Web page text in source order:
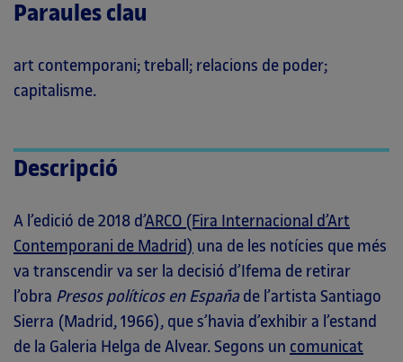
Paraules clau
art contemporani; treball; relacions de poder;
capitalisme.
Descripció
A l’edició de 2018 d’ARCO (Fira Internacional d’Art
Contemporani de Madrid) una de les notícies que més
va transcendir va ser la decisió d’Ifema de retirar
l’obra Presos políticos en España de l’artista Santiago
Sierra (Madrid, 1966), que s’havia d’exhibir a l’estand
de la Galeria Helga de Alvear. Segons un comunicat